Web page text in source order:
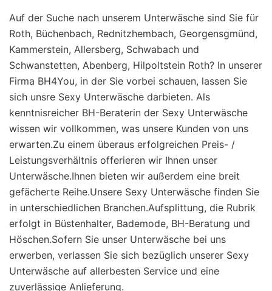
Auf der Suche nach unserem Unterwäsche sind Sie für
Roth, Büchenbach, Rednitzhembach, Georgensgmünd,
Kammerstein, Allersberg, Schwabach und
Schwanstetten, Abenberg, Hilpoltstein Roth? In unserer
Firma BH4You, in der Sie vorbei schauen, lassen Sie
sich unsre Sexy Unterwäsche darbieten. Als
kenntnisreicher BH-Beraterin der Sexy Unterwäsche
wissen wir vollkommen, was unsere Kunden von uns
erwarten.Zu einem überaus erfolgreichen Preis- /
Leistungsverhältnis offerieren wir Ihnen unser
Unterwäsche.Ihnen bieten wir außerdem eine breit
gefächerte Reihe.Unsere Sexy Unterwäsche finden Sie
in unterschiedlichen Branchen.Aufsplittung, die Rubrik
erfolgt in Büstenhalter, Bademode, BH-Beratung und
Höschen.Sofern Sie unser Unterwäsche bei uns
erwerben, verlassen Sie sich bezüglich unserer Sexy
Unterwäsche auf allerbesten Service und eine
zuverlässige Anlieferung.